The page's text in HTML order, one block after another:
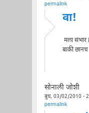
permalink
वा!
मला संभार
बाकी
सोनाली जोशी
बुध, 03/02/2010 -
permalink